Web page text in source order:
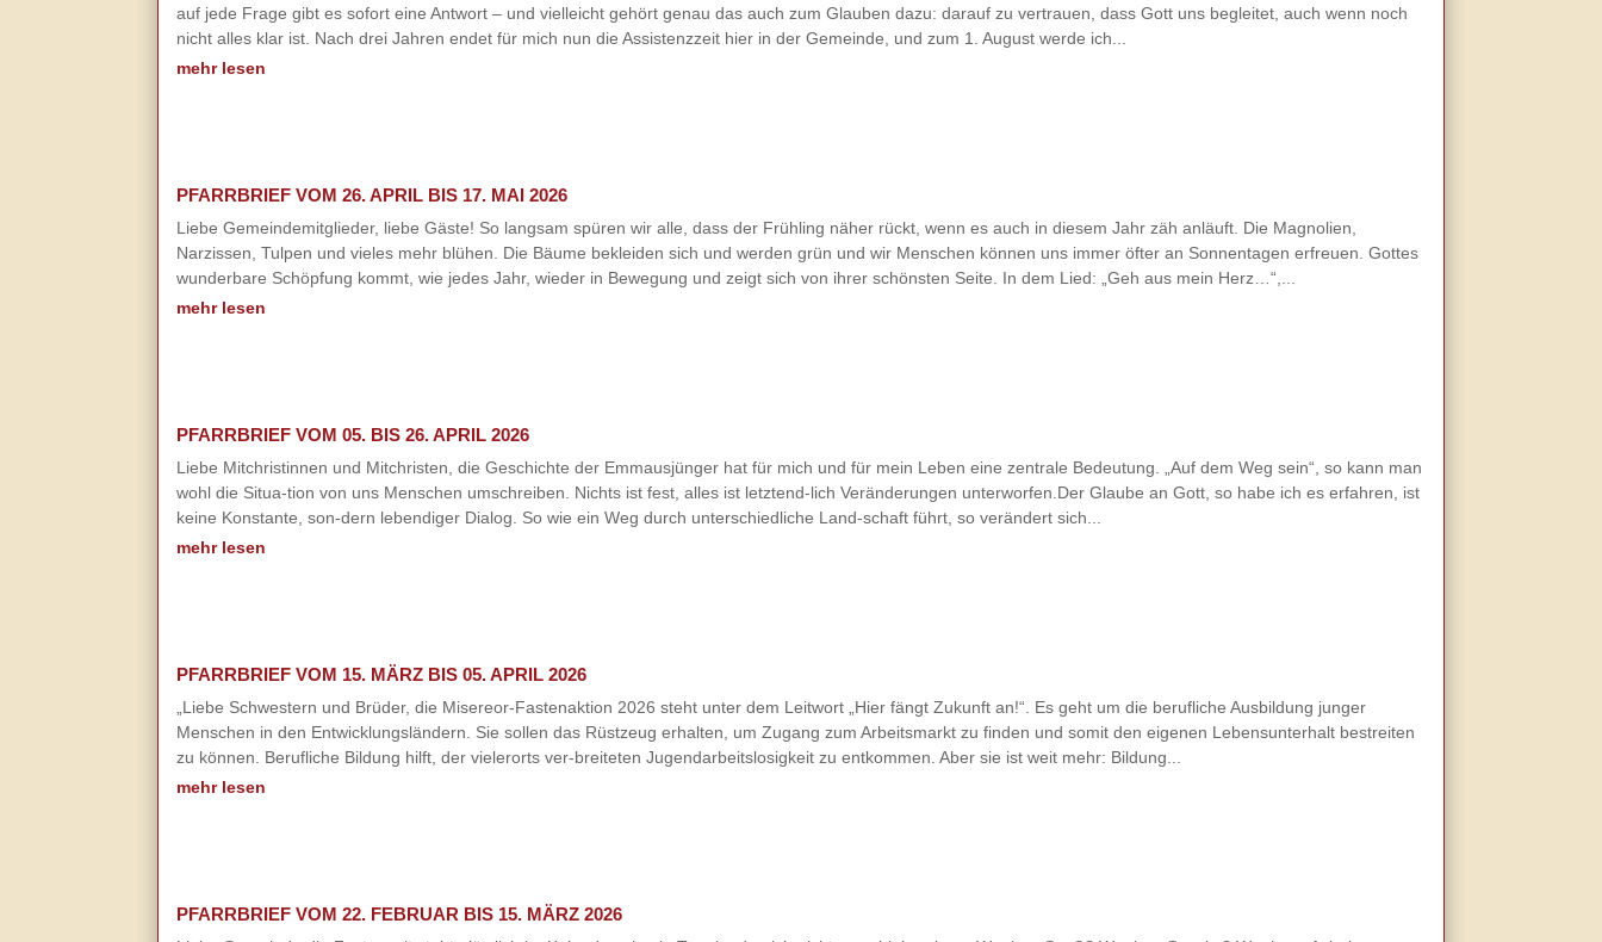
auf jede Frage gibt es sofort eine Antwort – und vielleicht gehört genau das auch zum Glauben dazu: darauf zu vertrauen, dass Gott uns begleitet, auch wenn noch
nicht alles klar ist. Nach drei Jahren endet für mich nun die Assistenzzeit hier in der Gemeinde, und zum 1. August werde ich...
mehr lesen
PFARRBRIEF VOM 26. APRIL BIS 17. MAI 2026
Liebe Gemeindemitglieder, liebe Gäste! So langsam spüren wir alle, dass der Frühling näher rückt, wenn es auch in diesem Jahr zäh anläuft. Die Magnolien,
Narzissen, Tulpen und vieles mehr blühen. Die Bäume bekleiden sich und werden grün und wir Menschen können uns immer öfter an Sonnentagen erfreuen. Gottes
wunderbare Schöpfung kommt, wie jedes Jahr, wieder in Bewegung und zeigt sich von ihrer schönsten Seite. In dem Lied: „Geh aus mein Herz…“,...
mehr lesen
PFARRBRIEF VOM 05. BIS 26. APRIL 2026
Liebe Mitchristinnen und Mitchristen, die Geschichte der Emmausjünger hat für mich und für mein Leben eine zentrale Bedeutung. „Auf dem Weg sein“, so kann man
wohl die Situa-tion von uns Menschen umschreiben. Nichts ist fest, alles ist letztend-lich Veränderungen unterworfen.Der Glaube an Gott, so habe ich es erfahren, ist
keine Konstante, son-dern lebendiger Dialog. So wie ein Weg durch unterschiedliche Land-schaft führt, so verändert sich...
mehr lesen
PFARRBRIEF VOM 15. MÄRZ BIS 05. APRIL 2026
„Liebe Schwestern und Brüder, die Misereor-Fastenaktion 2026 steht unter dem Leitwort „Hier fängt Zukunft an!“. Es geht um die berufliche Ausbildung junger
Menschen in den Entwicklungsländern. Sie sollen das Rüstzeug erhalten, um Zugang zum Arbeitsmarkt zu finden und somit den eigenen Lebensunterhalt bestreiten
zu können. Berufliche Bildung hilft, der vielerorts ver-breiteten Jugendarbeitslosigkeit zu entkommen. Aber sie ist weit mehr: Bildung...
mehr lesen
PFARRBRIEF VOM 22. FEBRUAR BIS 15. MÄRZ 2026